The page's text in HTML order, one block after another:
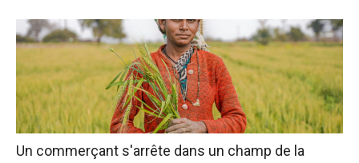
Un commerçant s'arrête dans un champ de la